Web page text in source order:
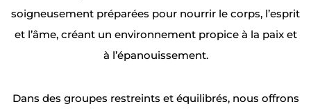
soigneusement préparées pour nourrir le corps, l’esprit
et l’âme, créant un environnement propice à la paix et
à l’épanouissement.
Dans des groupes restreints et équilibrés, nous offrons